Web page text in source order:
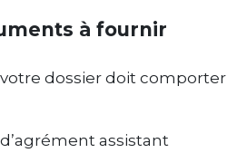
à fournir
dossier doit comporter
assistant